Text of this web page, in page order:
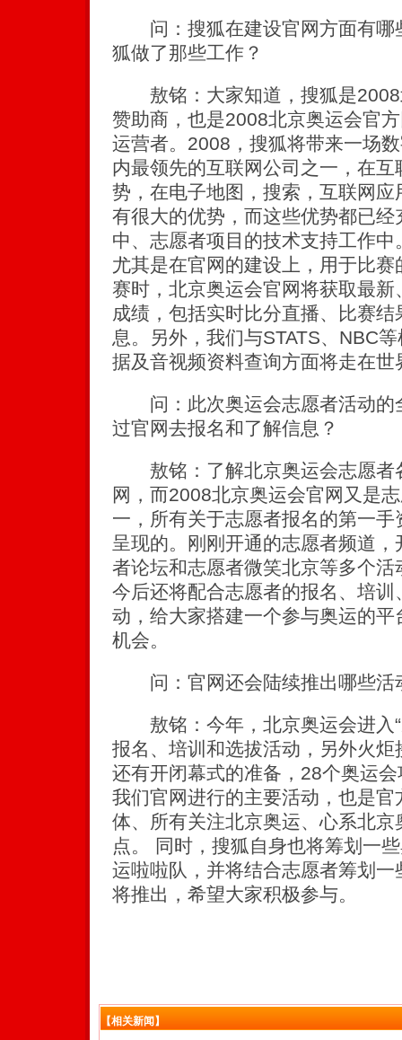
问：搜狐在建设官网方面有哪
狐做了那些工作？
敖铭：大家知道，搜狐是2008
赞助商，也是2008北京奥运会官
运营者。2008，搜狐将带来一场
内最领先的互联网公司之一，在
势，在电子地图，搜索，互联网
有很大的优势，而这些优势都已
中、志愿者项目的技术支持工作
尤其是在官网的建设上，用于比
赛时，北京奥运会官网将获取最
成绩，包括实时比分直播、比赛
息。另外，我们与STATS、NBC
据及音视频资料查询方面将走在世
问：此次奥运会志愿者活动的
过官网去报名和了解信息？
敖铭：了解北京奥运会志愿者
网，而2008北京奥运会官网又是
一，所有关于志愿者报名的第一
呈现的。刚刚开通的志愿者频道
者论坛和志愿者微笑北京等多个
今后还将配合志愿者的报名、培
动，给大家搭建一个参与奥运的
机会。
问：官网还会陆续推出哪些活
敖铭：今年，北京奥运会进入“
报名、培训和选拔活动，另外火
还有开闭幕式的准备，28个奥运
我们官网进行的主要活动，也是
体、所有关注北京奥运、心系北
点。 同时，搜狐自身也将筹划一
运啦啦队，并将结合志愿者筹划
将推出，希望大家积极参与。
【相关新闻】